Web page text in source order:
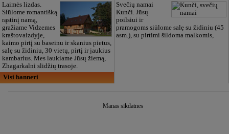
Laimės lizdas.
Siūlome romantišką
rąstinį namą,
gražiame Vidzemes
kraštovaizdyje,
kaimo pirtį su baseinu ir skanius pietus,
salę su židiniu, 30 vietų, pirtį ir jaukius
kambarius. Mes laukiame Jūsų žiemą,
Zhagarkalni slidžių trasoje.
Svečių namai
Kunči. Jūsų
poilsiui ir
pramogoms siūlome salę su židiniu (45
asm.), su pirtimi šildoma malkomis,
Visi banneri
Manas sīkdatnes